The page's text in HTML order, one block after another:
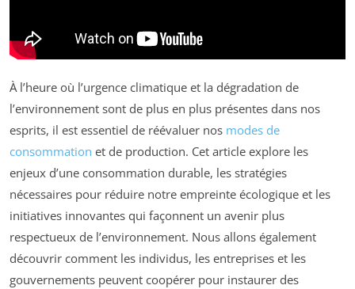
À l’heure où l’urgence climatique et la dégradation de
l’environnement sont de plus en plus présentes dans nos
esprits, il est essentiel de réévaluer nos modes de
consommation et de production. Cet article explore les
enjeux d’une consommation durable, les stratégies
nécessaires pour réduire notre empreinte écologique et les
initiatives innovantes qui façonnent un avenir plus
respectueux de l’environnement. Nous allons également
découvrir comment les individus, les entreprises et les
gouvernements peuvent coopérer pour instaurer des